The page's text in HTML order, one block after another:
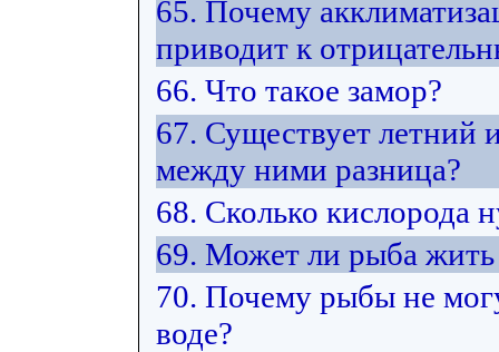
65. Почему
приводит к
66. Что такое замор?
67. Существует летний
между ними разница?
68. Сколько кислорода
69. Может ли рыба жить
70. Почему рыбы не
воде?